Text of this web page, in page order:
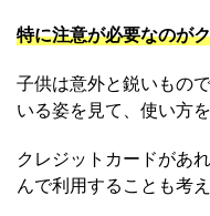
特に注意が必要なのが
子供は意外と鋭いもの
いる姿を見て、使い方
クレジットカードがあ
んで利用することも考え